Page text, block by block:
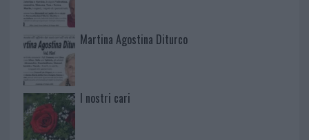
Martina Agostina Diturco
I nostri cari